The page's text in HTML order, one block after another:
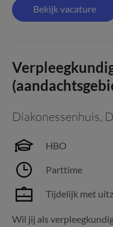
Bekijk vacature
Diakonessenhuis,
HBO
Parttime
Tijdelijk met
Wil jij als